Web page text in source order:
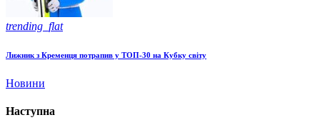
trending_flat
Лижник з Кременця потрапив у ТОП-30 на Кубку світу
Новини
Наступна